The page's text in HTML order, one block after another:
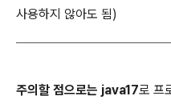
사용하지 않아도 됨)
주의할 점으로는 java17로 프